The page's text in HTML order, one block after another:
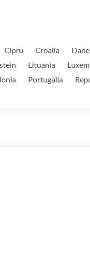
Cipru Croația
Lituania
Portugalia